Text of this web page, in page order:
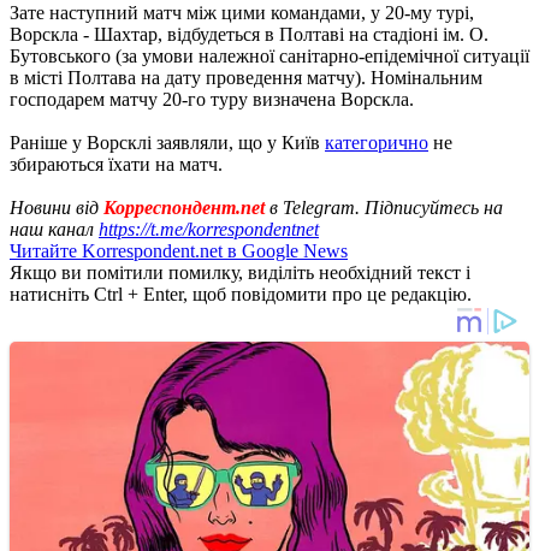
Зате наступний матч між цими командами, у 20-му турі,
Ворскла - Шахтар, відбудеться в Полтаві на стадіоні ім. О.
Бутовського (за умови належної санітарно-епідемічної ситуації
в місті Полтава на дату проведення матчу). Номінальним
господарем матчу 20-го туру визначена Ворскла.
Раніше у Ворсклі заявляли, що у Київ категорично не
збираються їхати на матч.
Новини від Корреспондент.netв Telegram. Підписуйтесь на
наш канал https://t.me/korrespondentnet
Читайте Korrespondent.net в Google News
Якщо ви помітили помилку, виділіть необхідний текст і
натисніть Ctrl + Enter, щоб повідомити про це редакцію.